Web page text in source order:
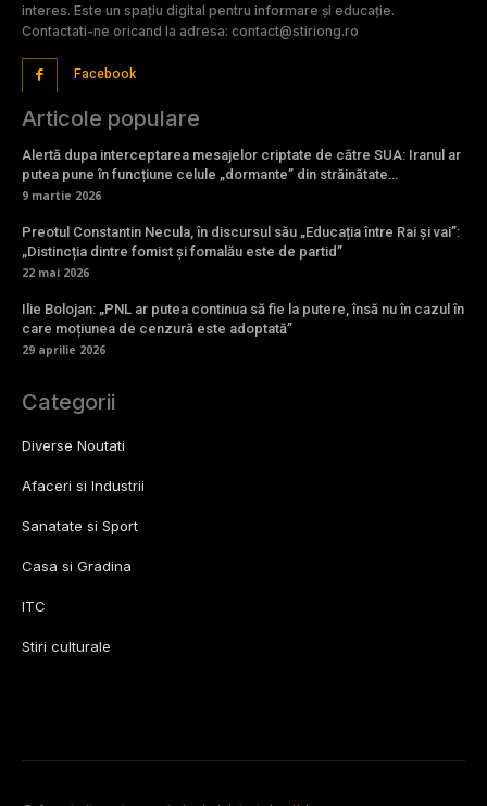
interes. Este un spațiu digital pentru informare și educație.
Contactati-ne oricand la adresa: contact@stiriong.ro
Facebook
Articole populare
Alertă dupa interceptarea mesajelor criptate de către SUA: Iranul ar
putea pune în funcțiune celule „dormante” din străinătate…
9 martie 2026
Preotul Constantin Necula, în discursul său „Educația între Rai și vai”:
„Distincția dintre fomist și fomalău este de partid”
22 mai 2026
Ilie Bolojan: „PNL ar putea continua să fie la putere, însă nu în cazul în
care moțiunea de cenzură este adoptată”
29 aprilie 2026
Categorii
Diverse Noutati
Afaceri si Industrii
Sanatate si Sport
Casa si Gradina
ITC
Stiri culturale